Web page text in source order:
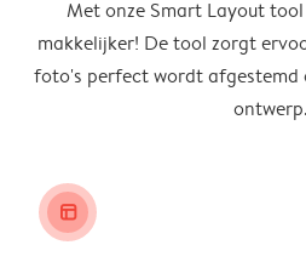
Met onze Smart Layout
makkelijker! De tool zorgt
foto's perfect wordt afgestemd
ontwerp.
layout_alt